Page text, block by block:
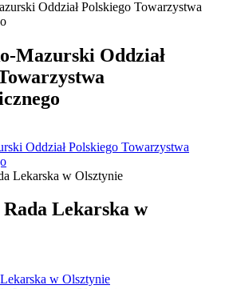
Mazurski Oddział
Oddział Polskiego Towarzystwa
Lekarska w
w Olsztynie